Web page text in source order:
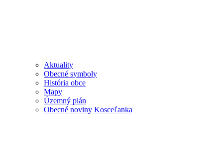
Aktuality
Obecné symboly
História obce
Mapy
Územný plán
Obecné noviny Kosceľanka